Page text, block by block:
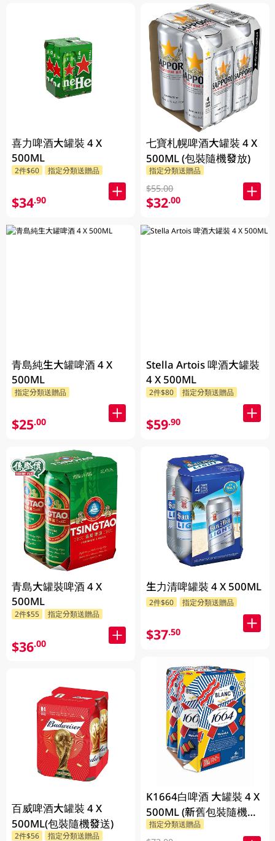
喜力啤酒大罐裝 4 X
500ML
2件$60 指定分類送贈品
$34.90
青島純生大罐啤酒 4 X
500ML
指定分類送贈品
$25.00
青島大罐裝啤酒 4 X
500ML
2件$55 指定分類送贈品
$36.00
百威啤酒大罐裝 4 X
500ML(包裝隨機發送)
2件$56 指定分類送贈品
七寶札幌啤酒大罐裝 4 X
500ML (包裝隨機發放)
指定分類送贈品
$55.00
$32.00
Stella Artois 啤酒大罐裝
4 X 500ML
2件$80 指定分類送贈品
$59.90
生力清啤罐裝 4 X 500ML
2件$60 指定分類送贈品
$37.50
K1664白啤酒 大罐裝 4 X
500ML (新舊包裝隨機發
貨)
指定分類送贈品